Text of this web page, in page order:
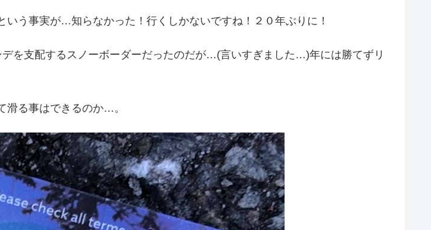
う事実が…知らなかった！行くしかないですね！２０年ぶりに！
を支配するスノーボーダーだったのだが…(言いすぎました…)年には勝てずリ
滑る事はできるのか…。